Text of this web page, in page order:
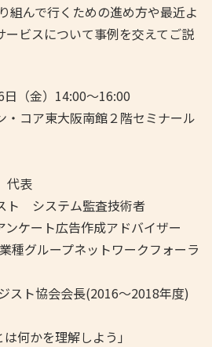
組んで行くための進め方や最近よ
ービスについて事例を交えてご説
（金）14:00〜16:00
コア東大阪南館２階セミナール
表
ステム監査技術者
ート広告作成アドバイザー
ループネットワークフォーラ
協会会長(2016～2018年度)
何かを理解しよう」